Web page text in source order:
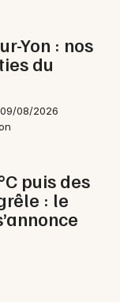
la Loire
Yon : nos
du
08/2026
puis des
: le